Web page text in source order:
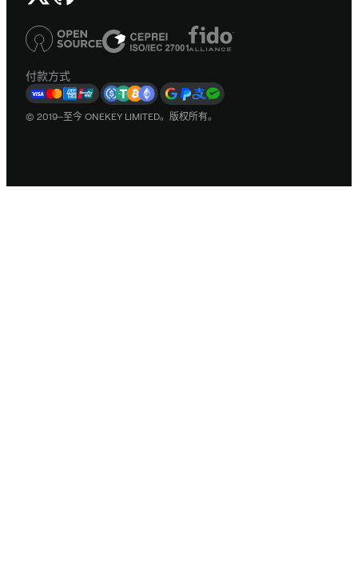
付款方式
© 2019–至今 ONEKEY LIMITED。版权所有。